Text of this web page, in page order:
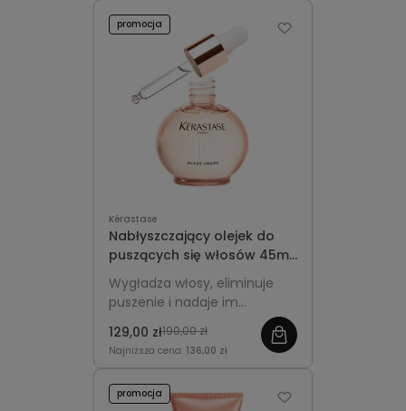
Kérastase
Nabłyszczający olejek do
puszących się włosów 45ml
- Kérastase Gloss Absolu
Glaze Drops
Wygładza włosy, eliminuje
puszenie i nadaje im
jedwabistą miękkość.
129,00 zł190,00 zł
Najniższa cena: 136,00 zł
promocja
promocja